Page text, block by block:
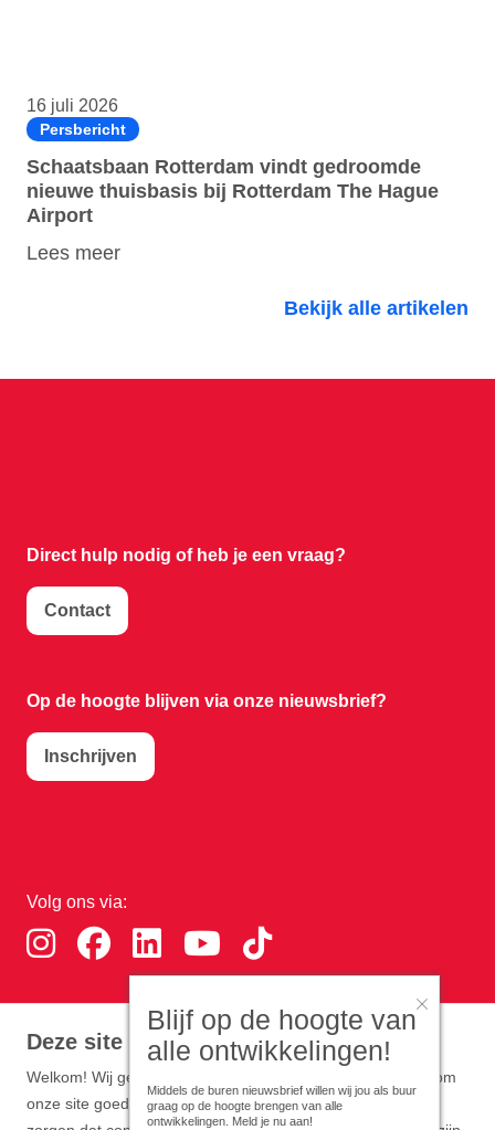
Deze site gebruikt cookies
Welkom! Wij gebruiken functionele en analytische cookies om
onze site goed te laten werken. Optioneel zijn cookies die
16 juli 2026
Persbericht
Schaatsbaan Rotterdam vindt gedroomde
nieuwe thuisbasis bij Rotterdam The Hague
Airport
Lees meer
Bekijk alle artikelen
Direct hulp nodig ofheb je een vraag?
Contact
Op de hoogte blijven via onze nieuwsbrief?
Inschrijven
Volg ons via:
Download de RTHA app:Blijf op de hoogte van
alle ontwikkelingen!
Middels de buren nieuwsbrief willen wij jou als buur
graag op de hoogte brengen van alle
ontwikkelingen. Meld je nu aan!